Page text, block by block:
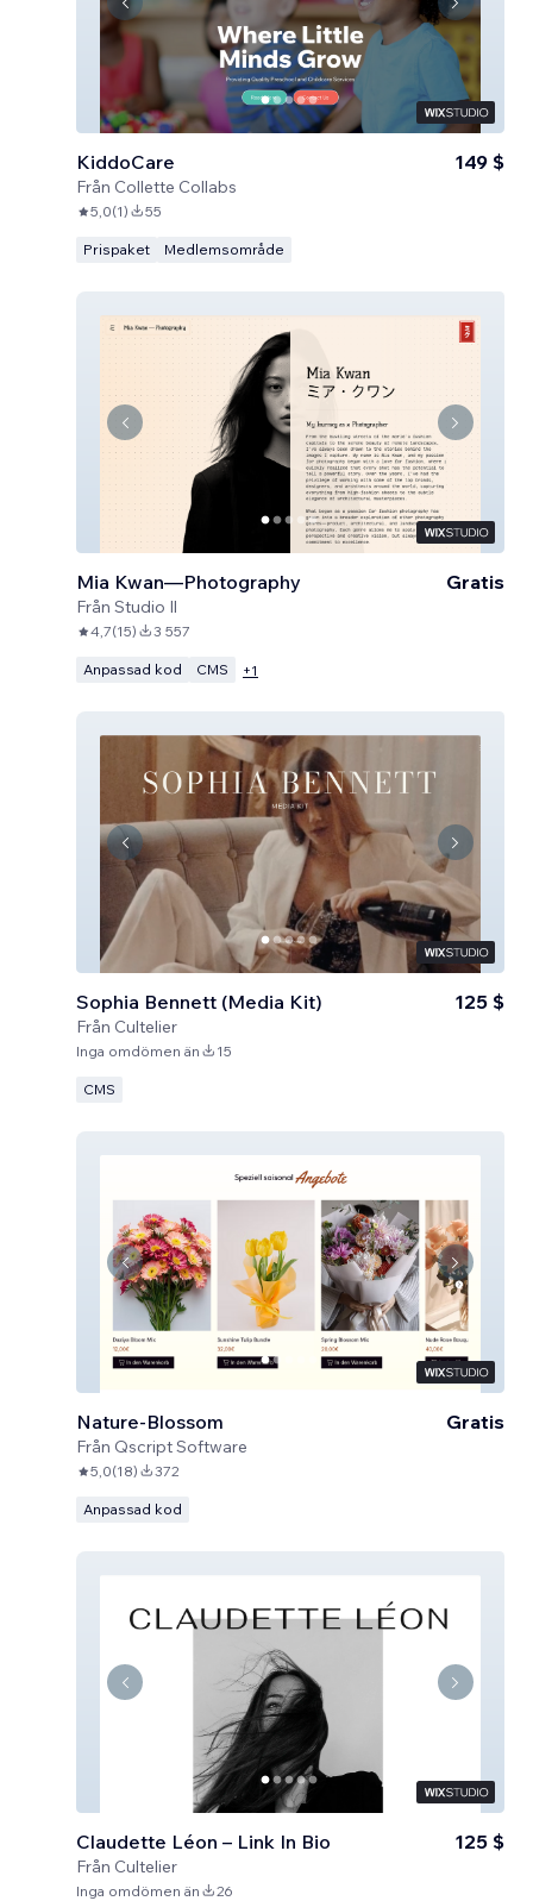
KiddoCare
Från Collette Collabs
149 $
5,0(1) 55
Prispaket Medlemsområde
Mia Kwan—Photography
Från Studio Il
Gratis
4,7(15) 3 557
Anpassad kod CMS +1
Sophia Bennett (Media Kit)
Från Cultelier
125 $
Inga omdömen än 15
CMS
Nature-Blossom
Från Qscript Software
Gratis
5,0(18) 372
Anpassad kod
Claudette Léon – Link In Bio
Från Cultelier
125 $
Inga omdömen än 26